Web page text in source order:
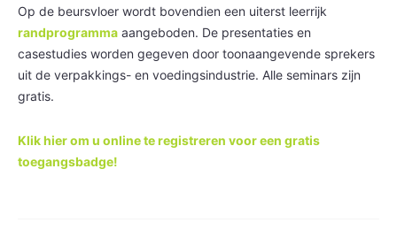
Op de beursvloer wordt bovendien een uiterst leerrijk
randprogramma aangeboden. De presentaties en
casestudies worden gegeven door toonaangevende sprekers
uit de verpakkings- en voedingsindustrie. Alle seminars zijn
gratis.
Klik hier om u online te registreren voor een gratis
toegangsbadge!